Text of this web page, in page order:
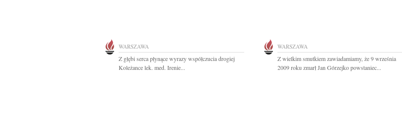
WARSZAWA
Z głębi serca płynące wyrazy współczucia drogiej
Koleżance lek. med. Irenie...
WARSZAWA
Z wielkim smutkiem zawiadamiamy, że 9 września
2009 roku zmarł Jan Górzejko powstaniec...